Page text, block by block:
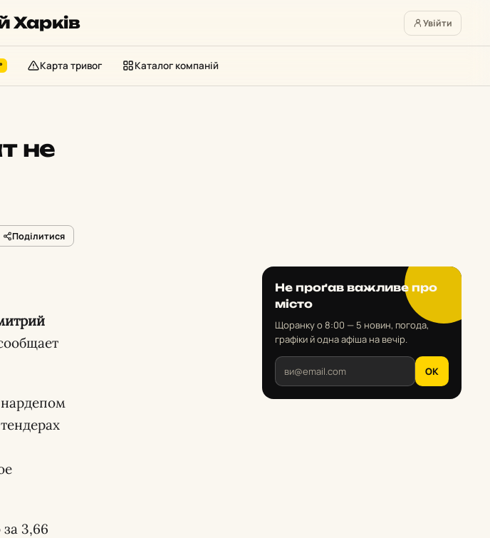
Харків Увійти
Карта тривог Каталог компаній
не
Поділитися
3,66
Не проґав важливе про
місто
Щоранку о 8:00 — 5 новин, погода,
графіки й одна афіша на вечір.
OK